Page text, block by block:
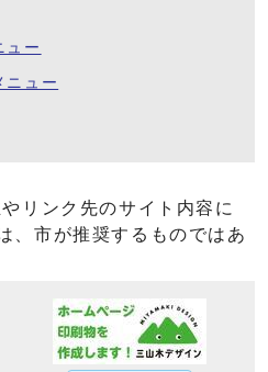
ュー
ニュー
リンク先のサイト内容に
、市が推奨するものではあ